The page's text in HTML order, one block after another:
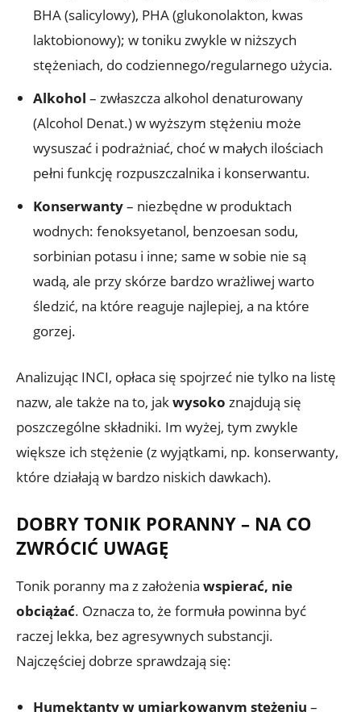
BHA (salicylowy), PHA (glukonolakton, kwas
laktobionowy); w toniku zwykle w niższych
stężeniach, do codziennego/regularnego użycia.
Alkohol – zwłaszcza alkohol denaturowany
(Alcohol Denat.) w wyższym stężeniu może
wysuszać i podrażniać, choć w małych ilościach
pełni funkcję rozpuszczalnika i konserwantu.
Konserwanty– niezbędne w produktach
wodnych: fenoksyetanol, benzoesan sodu,
sorbinian potasu i inne; same w sobie nie są
wadą, ale przy skórze bardzo wrażliwej warto
śledzić, na które reaguje najlepiej, a na które
gorzej.
Analizując INCI, opłaca się spojrzeć nie tylko na listę
nazw, ale także na to, jakwysoko znajdują się
poszczególne składniki. Im wyżej, tym zwykle
większe ich stężenie (z wyjątkami, np. konserwanty,
które działają w bardzo niskich dawkach).
DOBRY TONIK PORANNY – NA CO
ZWRÓCIĆ UWAGĘ
Tonik poranny ma z założenia wspierać, nie
obciążać. Oznacza to, że formuła powinna być
raczej lekka, bez agresywnych substancji.
Najczęściej dobrze sprawdzają się:
Humektanty w umiarkowanym stężeniu –